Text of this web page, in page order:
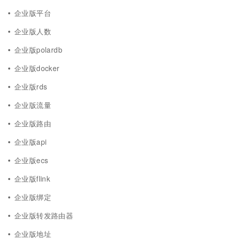
企业版平台
企业版人数
企业版polardb
企业版docker
企业版rds
企业版流量
企业版路由
企业版api
企业版ecs
企业版flink
企业版绑定
企业版转发路由器
企业版地址